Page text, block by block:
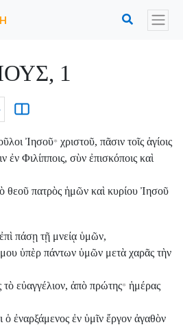
1
Ἰησοῦ* χριστοῦ, πᾶσιν τοῖς ἁγίοις
ἐν Φιλίπποις, σὺν ἐπισκόποις καὶ
θεοῦ πατρὸς ἡμῶν καὶ κυρίου Ἰησοῦ
πάσῃ τῇ μνείᾳ ὑμῶν,
ὑπὲρ πάντων ὑμῶν μετὰ χαρᾶς τὴν
τὸ εὐαγγέλιον, ἀπὸ πρώτης* ἡμέρας
ὁ ἐναρξάμενος ἐν ὑμῖν ἔργον ἀγαθὸν